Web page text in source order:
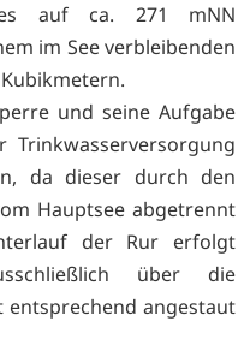
auf ca. 271 mNN
im See verbleibenden
und seine Aufgabe
da dieser durch den
Hauptsee abgetrennt
der Rur erfolgt
über die
angestaut